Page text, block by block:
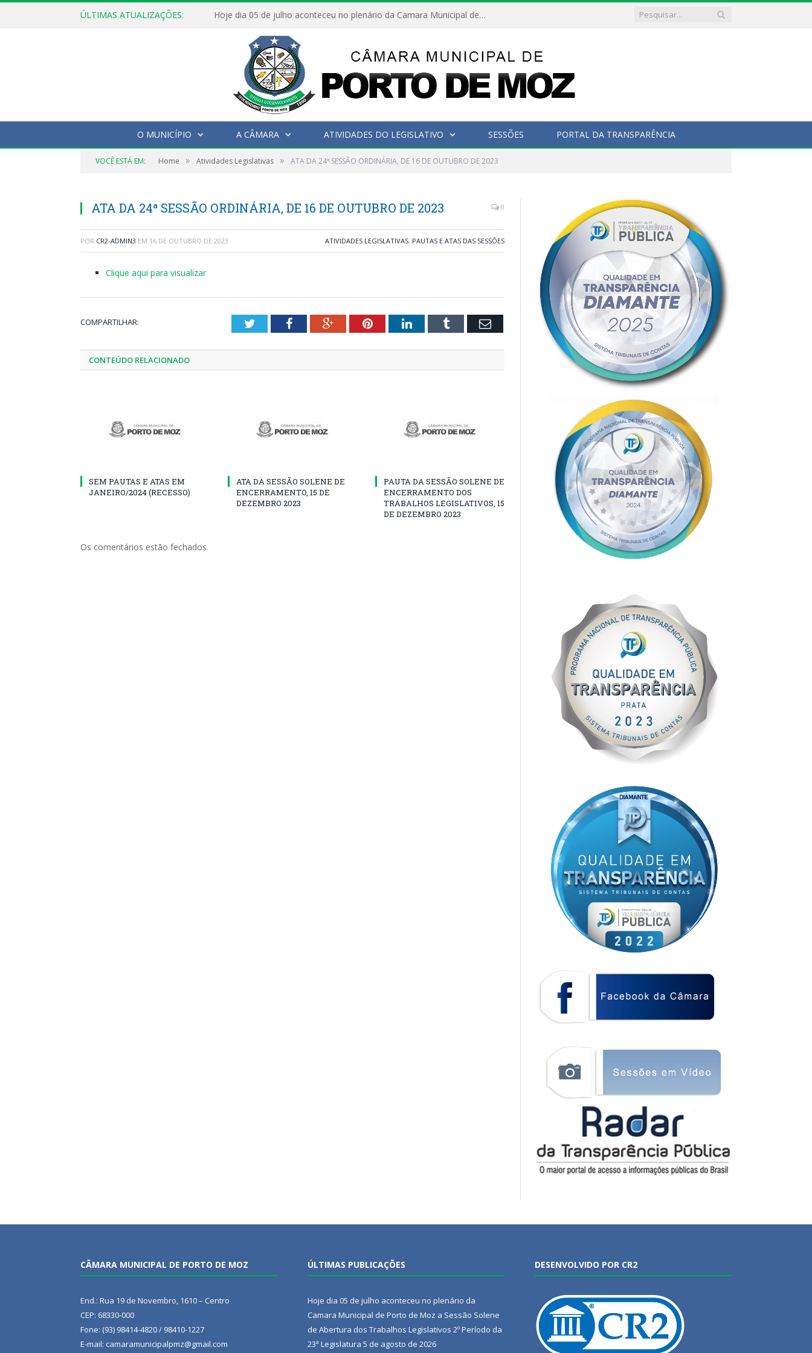
ÚLTIMAS ATUALIZAÇÕES: Hoje dia 05 de julho aconteceu no plenário da Camara Municipal de Porto de Moz a Sessão Solene de Abertura dos Trabalhos Legislativos 2º Período da 23ª Legislatura
O MUNICÍPIO A CÂMARA ATIVIDADES DO LEGISLATIVO SESSÕES PORTAL DA TRANSPARÊNCIA
VOCÊ ESTÁ EM: Home » Atividades Legislativas » ATA DA 24ª SESSÃO ORDINÁRIA, DE 16 DE OUTUBRO DE 2023
ATA DA 24ª SESSÃO ORDINÁRIA, DE 16 DE OUTUBRO DE 2023 0
POR CR2-ADMIN3 EM 16 DE OUTUBRO DE 2023 ATIVIDADES LEGISLATIVAS, PAUTAS E ATAS DAS SESSÕES
Clique aqui para visualizar
COMPARTILHAR: TwitterFacebookGoogle+PinterestLinkedInTumblr Email
CONTEÚDO RELACIONADO
SEM PAUTAS E ATAS EM
JANEIRO/2024 (RECESSO)
ATA DA SESSÃO SOLENE DE
ENCERRAMENTO, 15 DE
DEZEMBRO 2023
PAUTA DA SESSÃO SOLENE DE
ENCERRAMENTO DOS
TRABALHOS LEGISLATIVOS, 15
DE DEZEMBRO 2023
Os comentários estão fechados.
CÂMARA MUNICIPAL DE PORTO DE MOZ
End.: Rua 19 de Novembro, 1610 – Centro
CEP: 68330-000
Fone: (93) 98414-4820 / 98410-1227
E-mail: camaramunicipalpmz@gmail.com
ÚLTIMAS PUBLICAÇÕES
Hoje dia 05 de julho aconteceu no plenário da
Camara Municipal de Porto de Moz a Sessão Solene
de Abertura dos Trabalhos Legislativos 2º Período da
23ª Legislatura 5 de agosto de 2026
DESENVOLVIDO POR CR2